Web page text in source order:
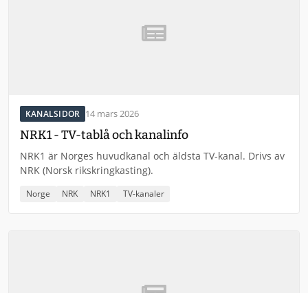
KANALSIDOR 14 mars 2026
NRK1 - TV-tablå och kanalinfo
NRK1 är Norges huvudkanal och äldsta TV-kanal. Drivs av
NRK (Norsk rikskringkasting).
Norge NRK NRK1 TV-kanaler